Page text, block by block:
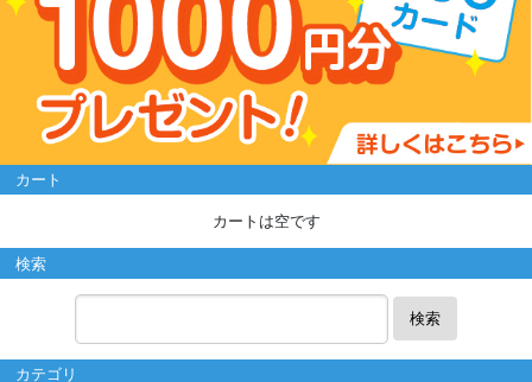
カート
カートは空です
検索
検索
カテゴリ